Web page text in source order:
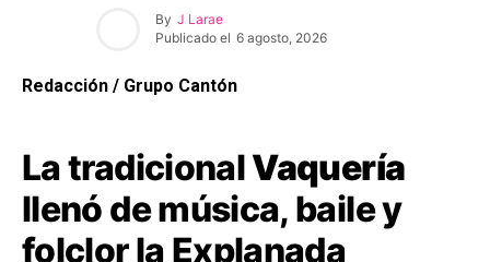
By J Larae
Publicado el 6 agosto, 2026
Redacción / Grupo Cantón
La tradicionalVaquería
llenó de música, baile y
folclor la Explanada